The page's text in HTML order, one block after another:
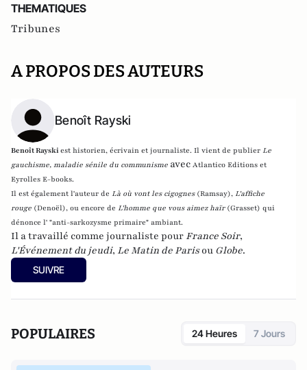
THEMATIQUES
Tribunes
A PROPOS DES AUTEURS
Benoît Rayski
Benoît Rayskiest historien, écrivain et journaliste. Il vient de publier Le
gauchisme, maladie sénile du communisme avec Atlantico Editions et
Eyrolles E-books.
Il est également l'auteur de Là où vont les cigognes (Ramsay), L'affiche
rouge (Denoël), ou encore de L'homme que vous aimez haïr (Grasset) qui
dénonce l' "anti-sarkozysme primaire" ambiant.
Il a travaillé comme journaliste pour France Soir,
L'Événement du jeudi, Le Matin de Parisou Globe.
SUIVRE
POPULAIRES 24 Heures 7 Jours